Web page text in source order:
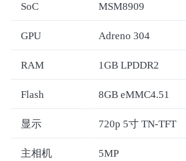
SoC MSM8909
GPU Adreno 304
RAM 1GB LPDDR2
Flash 8GB eMMC4.51
显示 720p 5寸 TN-TFT
主相机 5MP